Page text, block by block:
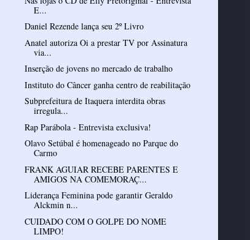
E...
Daniel Rezende lança seu 2º Livro
Anatel autoriza Oi a prestar TV por Assinatura
via...
Inserção de jovens no mercado de trabalho
Instituto do Câncer ganha centro de reabilitação
Subprefeitura de Itaquera interdita obras
irregula...
Rap Parábola - Entrevista exclusiva!
Olavo Setúbal é homenageado no Parque do
Carmo
FRANK AGUIAR RECEBE PARENTES E
AMIGOS NA COMEMORAÇ...
Liderança Feminina pode garantir Geraldo
Alckmin n...
CUIDADO COM O GOLPE DO NOME
LIMPO!